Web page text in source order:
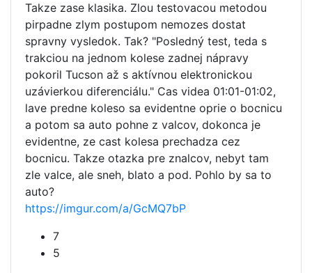
Takze zase klasika. Zlou testovacou metodou
pirpadne zlym postupom nemozes dostat
spravny vysledok. Tak? "Posledný test, teda s
trakciou na jednom kolese zadnej nápravy
pokoril Tucson až s aktívnou elektronickou
uzávierkou diferenciálu." Cas videa 01:01-01:02,
lave predne koleso sa evidentne oprie o bocnicu
a potom sa auto pohne z valcov, dokonca je
evidentne, ze cast kolesa prechadza cez
bocnicu. Takze otazka pre znalcov, nebyt tam
zle valce, ale sneh, blato a pod. Pohlo by sa to
auto?
https://imgur.com/a/GcMQ7bP
7
5